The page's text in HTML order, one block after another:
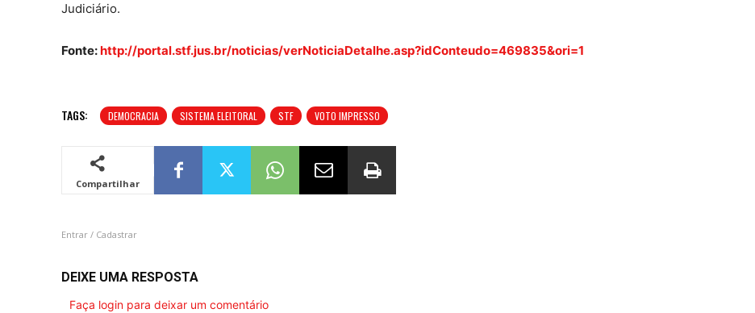
Judiciário.
Fonte:http://portal.stf.jus.br/noticias/verNoticiaDetalhe.asp?idConteudo=469835&ori=1
TAGS: DEMOCRACIA SISTEMA ELEITORAL STF VOTO IMPRESSO
Compartilhar
Entrar / Cadastrar
DEIXE UMA RESPOSTA
Faça login para deixar um comentário